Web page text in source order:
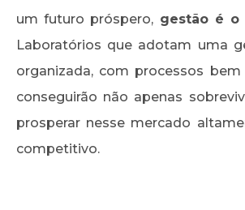
um futuro próspero, gestão é o
Laboratórios que adotam uma
organizada, com processos bem
conseguirão não apenas
prosperar nesse mercado
competitivo.